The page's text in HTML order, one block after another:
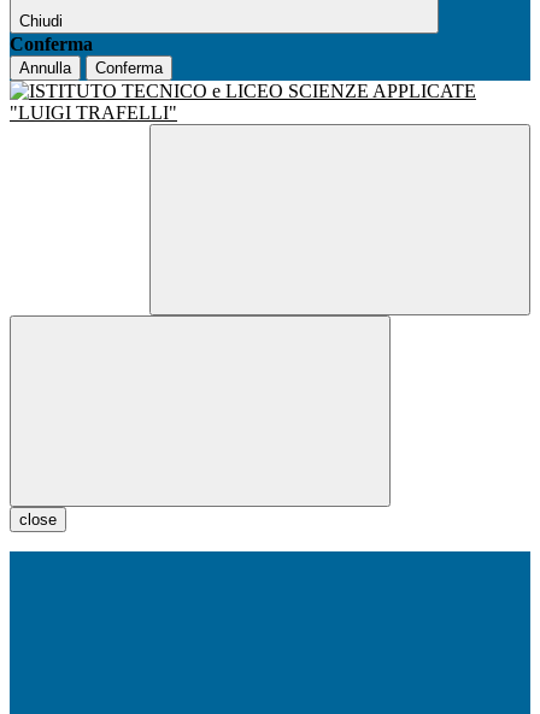
Chiudi
Conferma
Annulla Conferma
close